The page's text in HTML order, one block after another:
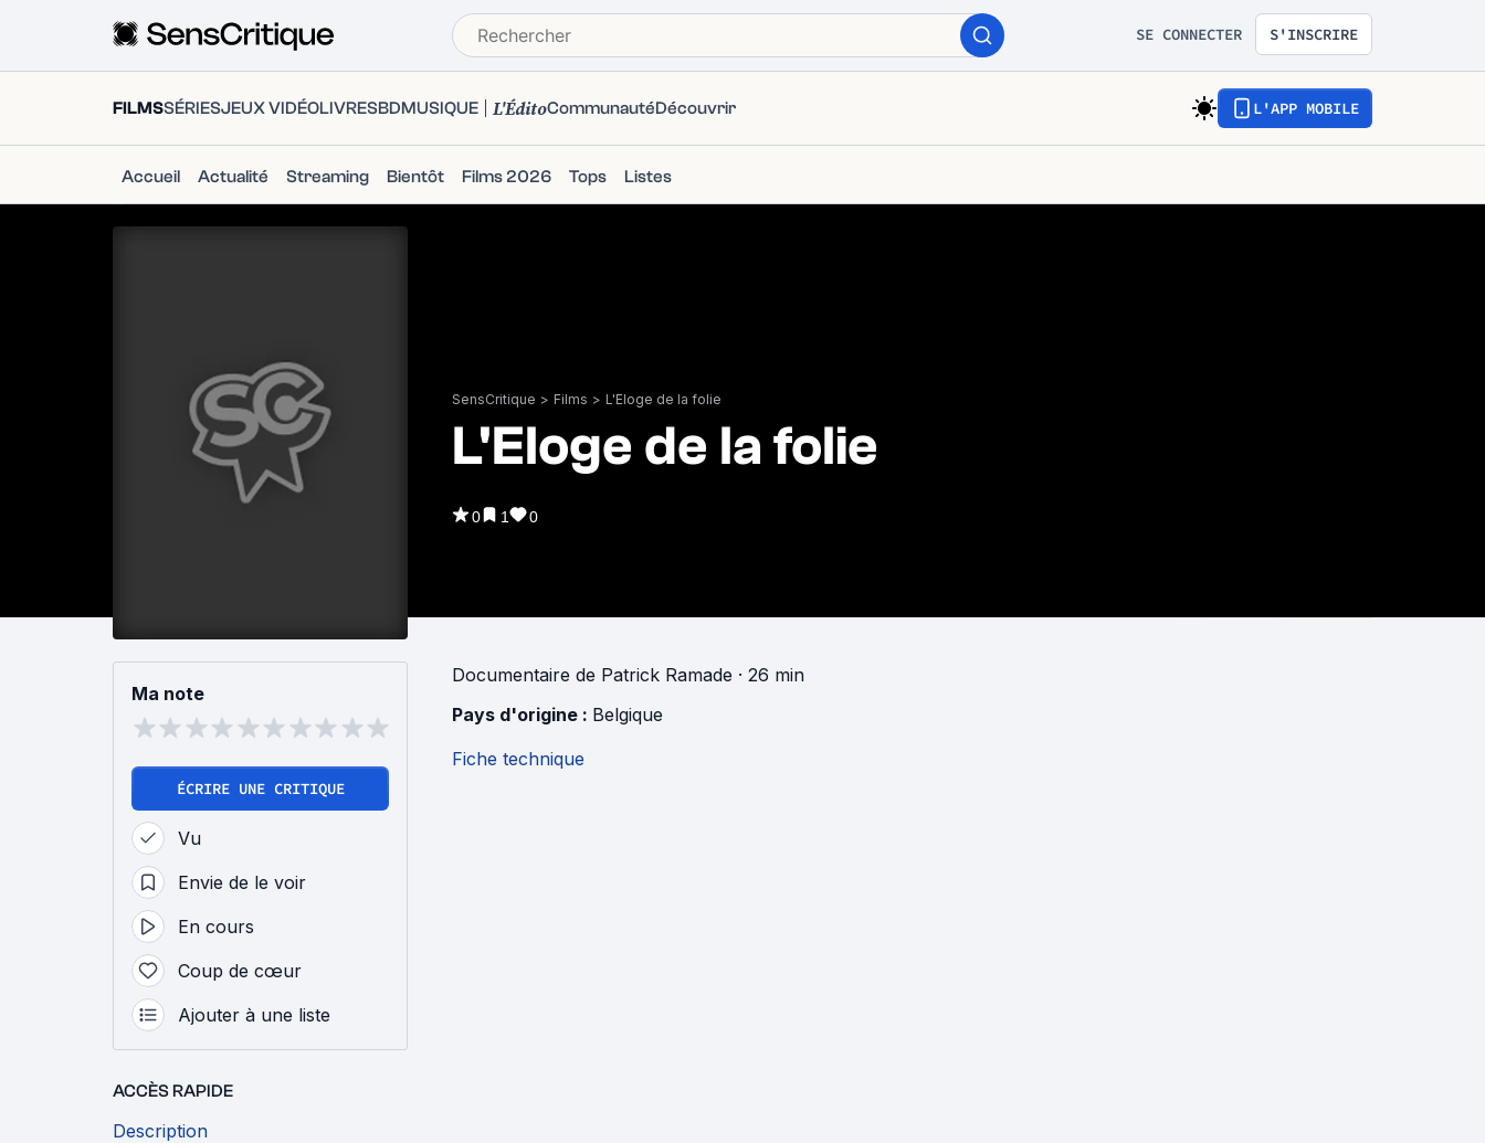
SE CONNECTER S'INSCRIRE
FILMSSÉRIESJEUX VIDÉOLIVRESBDMUSIQUE L'ÉditoCommunautéDécouvrir L'APP MOBILE
Accueil Actualité Streaming Bientôt Films 2026 Tops Listes
SensCritique > Films > L'Eloge de la folie
L'Eloge de la folie
0 1 0
Ma note
ÉCRIRE UNE CRITIQUE
Vu
Envie de le voir
En cours
Coup de cœur
Ajouter à une liste
ACCÈS RAPIDE
Description
Documentaire de Patrick Ramade · 26 min
Pays d'origine : Belgique
Fiche technique